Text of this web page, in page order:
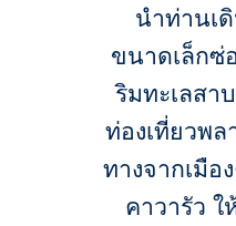
นำท่านเ
ขนาดเล็กซ่
ริมทะเลส
ท่องเที่ยวพล
ทางจากเมือ
คาวารัว ใ